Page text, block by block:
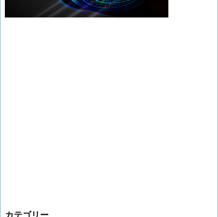
カテゴリー